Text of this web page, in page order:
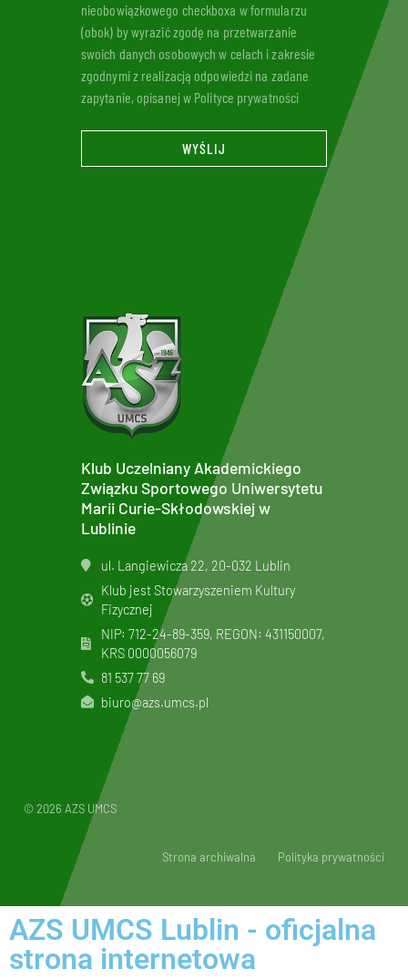
nieobowiązkowego checkboxa w formularzu
(obok) by wyrazić zgodę na przetwarzanie
swoich danych osobowych w celach i zakresie
zgodnymi z realizacją odpowiedzi na zadane
zapytanie, opisanej w Polityce prywatności
WYŚLIJ
Klub Uczelniany Akademickiego
Związku Sportowego Uniwersytetu
Marii Curie-Skłodowskiej w
Lublinie
ul. Langiewicza 22, 20-032 Lublin
Klub jest Stowarzyszeniem Kultury
Fizycznej
NIP: 712-24-89-359, REGON: 431150007,
KRS 0000056079
81 537 77 69
biuro@azs.umcs.pl
© 2026 AZS UMCS
Strona archiwalna Polityka prywatności
AZS UMCS Lublin - oficjalna
strona internetowa